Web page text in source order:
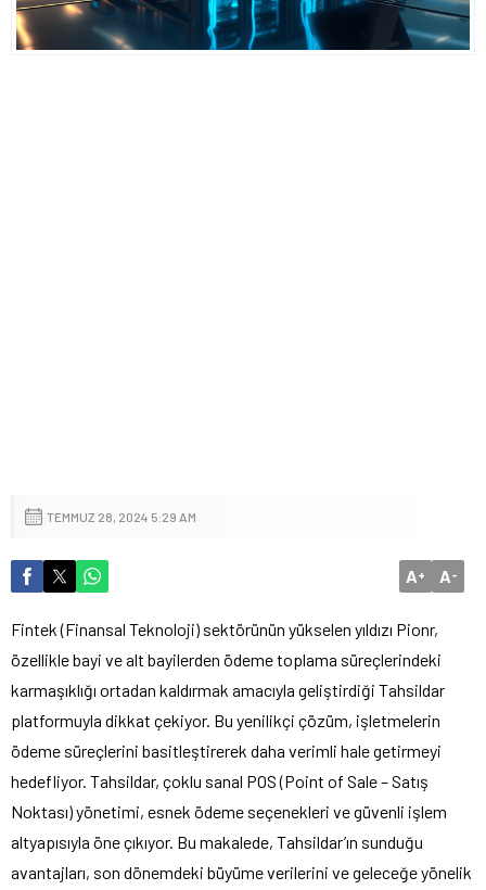
TEMMUZ 28, 2024 5:29 AM
A+ A-
Fintek (Finansal Teknoloji) sektörünün yükselen yıldızı Pionr,
özellikle bayi ve alt bayilerden ödeme toplama süreçlerindeki
karmaşıklığı ortadan kaldırmak amacıyla geliştirdiği Tahsildar
platformuyla dikkat çekiyor. Bu yenilikçi çözüm, işletmelerin
ödeme süreçlerini basitleştirerek daha verimli hale getirmeyi
hedefliyor. Tahsildar, çoklu sanal POS (Point of Sale – Satış
Noktası) yönetimi, esnek ödeme seçenekleri ve güvenli işlem
altyapısıyla öne çıkıyor. Bu makalede, Tahsildar’ın sunduğu
avantajları, son dönemdeki büyüme verilerini ve geleceğe yönelik